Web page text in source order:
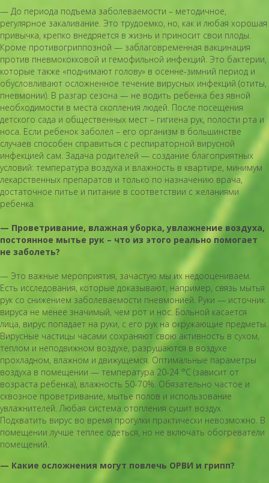
— До периода подъема заболеваемости – методичное,
регулярное закаливание. Это трудоемко, но, как и любая хорошая
привычка, крепко внедряется в жизнь и приносит свои плоды.
Кроме противогриппозной — заблаговременная вакцинация
против пневмококковой и гемофильной инфекций. Это бактерии,
которые также «поднимают голову» в осенне-зимний период и
обусловливают осложненное течение вирусных инфекций (отиты,
пневмонии). В разгар сезона — не водить ребенка без явной
необходимости в места скопления людей. После посещения
детского сада и общественных мест – гигиена рук, полости рта и
носа. Если ребенок заболел – его организм в большинстве
случаев способен справиться с респираторной вирусной
инфекцией сам. Задача родителей — создание благоприятных
условий: температура воздуха и влажность в квартире, минимум
лекарственных препаратов и только по назначению врача,
достаточное питье и питание в соответствии с желаниями
ребенка.
— Проветривание, влажная уборка, увлажнение воздуха,
постоянное мытье рук – что из этого реально помогает
не заболеть?
— Это важные мероприятия, зачастую мы их недооцениваем.
Есть исследования, которые доказывают, например, связь мытья
рук со снижением заболеваемости пневмонией. Руки — источник
вируса не менее значимый, чем рот и нос. Больной касается
лица, вирус попадает на руки, с его рук на окружающие предметы.
Вирусные частицы часами сохраняют свою активность в сухом,
теплом и неподвижном воздухе, разрушаются в воздухе
прохладном, влажном и движущемся. Оптимальные параметры
воздуха в помещении — температура 20-24 °С (зависит от
возраста ребенка), влажность 50-70%. Обязательно частое и
сквозное проветривание, мытье полов и использование
увлажнителей. Любая система отопления сушит воздух.
Подхватить вирус во время прогулки практически невозможно. В
помещении лучше теплее одеться, но не включать обогреватели
помещений.
— Какие осложнения могут повлечь ОРВИ и грипп?